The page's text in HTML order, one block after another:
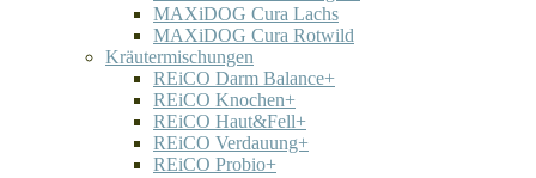
MAXiDOG Cura Lachs
MAXiDOG Cura Rotwild
Kräutermischungen
REiCO Darm Balance+
REiCO Knochen+
REiCO Haut&Fell+
REiCO Verdauung+
REiCO Probio+